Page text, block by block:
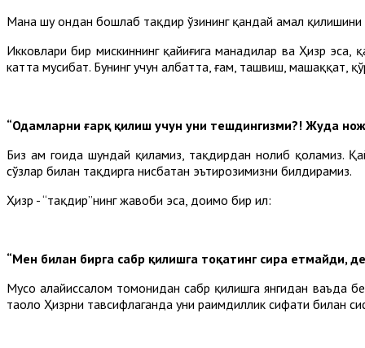
Мана шу ондан бошлаб тақдир ўзининг қандай амал
Икковлари бир мискиннинг қайиғига манадилар ва Ҳизр эса,
катта мусибат. Бунинг учун албатта, ғам, ташвиш, машаққат,
“Одамларни ғарқ қилиш учун уни тешдингизми?! Жуда
Биз ҳам гоҳида шундай қиламиз, тақдирдан нолиб қоламиз.
сўзлар билан тақдирга нисбатан эътирозимизни билдирамиз.
Ҳизр - “тақдир”нинг жавоби эса, доимо бир ҳил:
“Мен билан бирга сабр қилишга тоқатинг сира етмайди,
Мусо алайҳиссалом томонидан сабр қилишга янгидан ваъда
таоло Ҳизрни тавсифлаганда уни раҳимдиллик сифати билан